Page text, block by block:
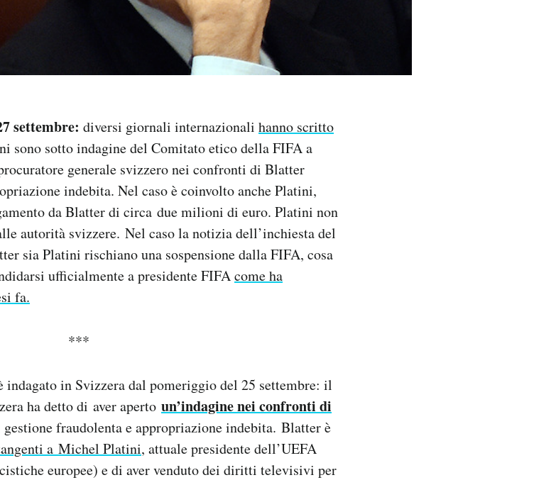
settembre: diversi giornali internazionali hanno scritto
sono sotto indagine del Comitato etico della FIFA a
generale svizzero nei confronti di Blatter
indebita. Nel caso è coinvolto anche Platini,
da Blatter di circa due milioni di euro. Platini non
autorità svizzere. Nel caso la notizia dell’inchiesta del
sia Platini rischiano una sospensione dalla FIFA, cosa
ufficialmente a presidente FIFAcome ha
fa.
***
indagato in Svizzera dal pomeriggio del 25 settembre: il
ha detto di aver aperto un’indagine nei confronti di
gestione fraudolenta e appropriazione indebita. Blatter è
a Michel Platini, attuale presidente dell’UEFA
europee) e di aver venduto dei diritti televisivi per